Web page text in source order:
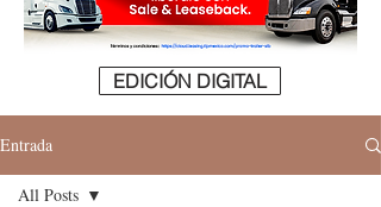
EDICIÓN DIGITAL
Entrada
All Posts